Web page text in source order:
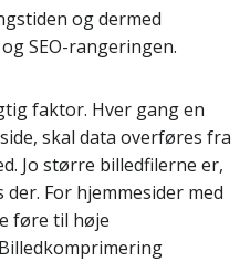
og dermed
SEO-rangeringen.
faktor. Hver gang en
skal data overføres fra
Jo større billedfilerne er,
For hjemmesider med
føre til høje